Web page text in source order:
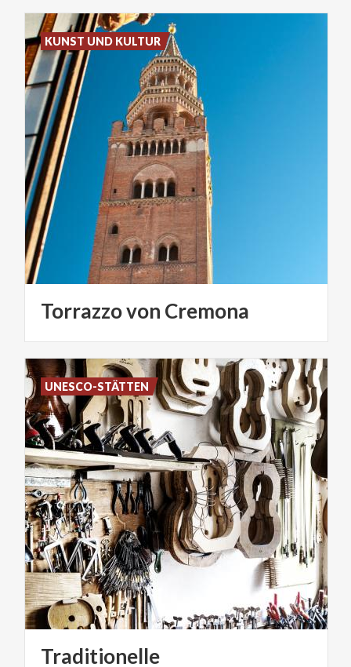
Torrazzovon Cremona
KUNST UND KULTUR
Traditionelle
UNESCO-STÄTTEN